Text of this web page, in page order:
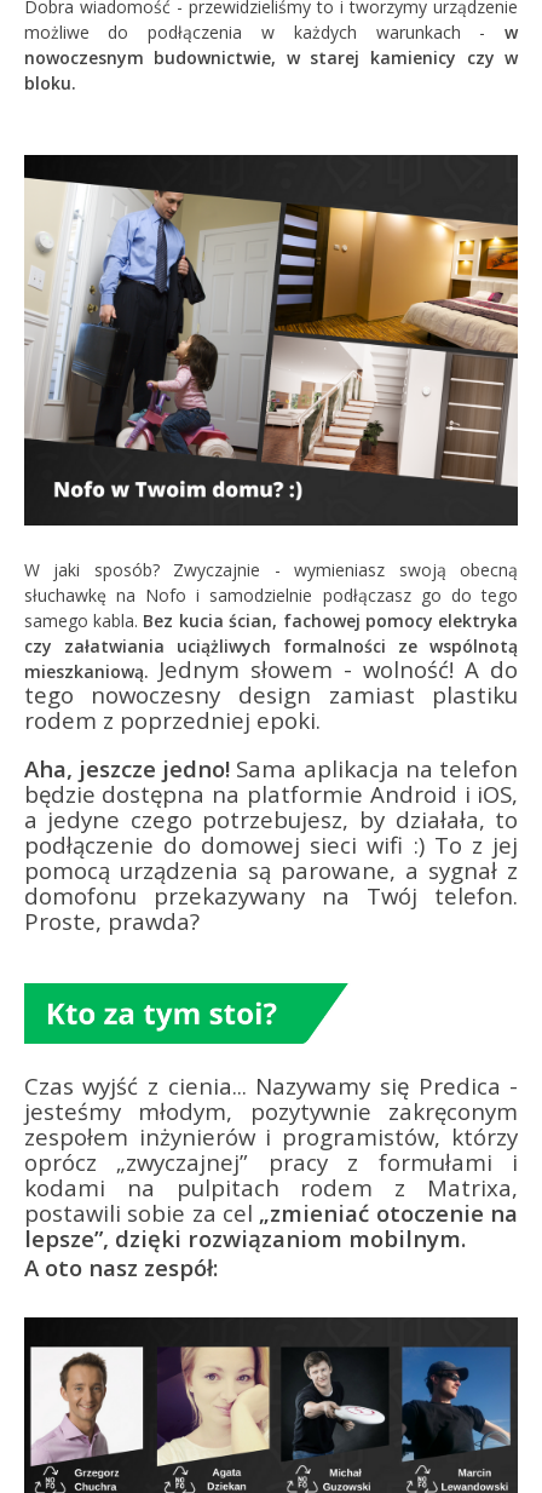
Dobra wiadomość - przewidzieliśmy to i tworzymy urządzenie
możliwe do podłączenia w każdych warunkach -
w
nowoczesnym budownictwie, w starej kamienicy czy w
bloku.
W jaki sposób? Zwyczajnie - wymieniasz swoją obecną
słuchawkę na Nofo i samodzielnie podłączasz go do tego
samego kabla. Bez kucia ścian, fachowej pomocy elektryka
czy załatwiania uciążliwych formalności ze wspólnotą
mieszkaniową. Jednym słowem - wolność! A do
tego nowoczesny design zamiast plastiku
rodem z poprzedniej epoki.
Aha, jeszcze jedno! Sama aplikacja na telefon
będzie dostępna na platformie Android i iOS,
a jedyne czego potrzebujesz, by działała, to
podłączenie do domowej sieci wifi :) To z jej
pomocą urządzenia są parowane, a sygnał z
domofonu przekazywany na Twój telefon.
Proste, prawda?
Czas wyjść z cienia... Nazywamy się Predica -
jesteśmy młodym, pozytywnie zakręconym
zespołem inżynierów i programistów, którzy
oprócz „zwyczajnej” pracy z formułami i
kodami na pulpitach rodem z Matrixa,
postawili sobie za cel „zmieniać otoczenie na
lepsze”, dzięki rozwiązaniom mobilnym.
A oto nasz zespół: